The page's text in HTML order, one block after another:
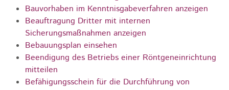
Bauvorhaben im Kenntnisgabeverfahren anzeigen
Beauftragung Dritter mit internen
Sicherungsmaßnahmen anzeigen
Bebauungsplan einsehen
Beendigung des Betriebs einer Röntgeneinrichtung
mitteilen
Befähigungsschein für die Durchführung von